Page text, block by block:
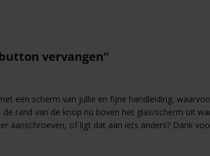
vervangen”
een scherm van jullie en fijne handleiding,
rand van de knop nu boven het glas/scherm uit
aanschroeven, of ligt dat aan iets anders? Dank